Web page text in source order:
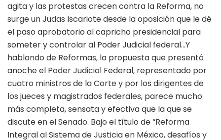
agita y las protestas crecen contra la Reforma, no
surge un Judas Iscariote desde la oposición que le dé
el paso aprobatorio al capricho presidencial para
someter y controlar al Poder Judicial federal…Y
hablando de Reformas, la propuesta que presentó
anoche el Poder Judicial Federal, representado por
cuatro ministros de la Corte y por los dirigentes de
los jueces y magistrados federales, parece mucho
más completa, sensata y efectiva que la que se
discute en el Senado. Bajo el título de “Reforma
Integral al Sistema de Justicia en México, desafíos y